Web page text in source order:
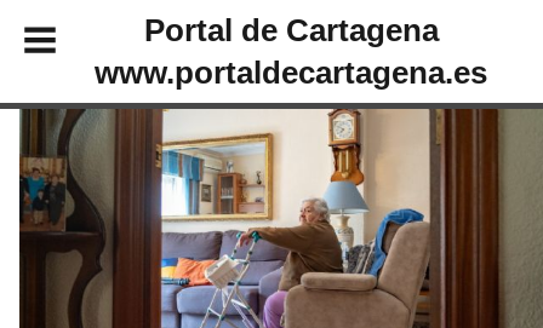
Portal de Cartagena
www.portaldecartagena.es